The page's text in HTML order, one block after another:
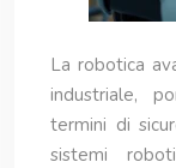
La robotica
industriale,
termini di
sistemi